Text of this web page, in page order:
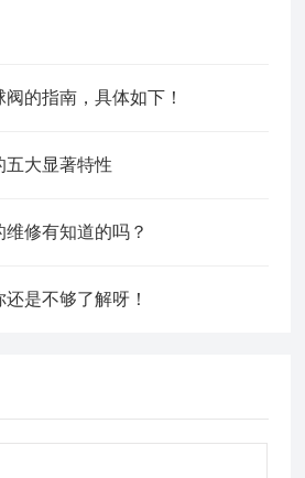
的指南，具体如下！
五大显著特性
修有知道的吗？
是不够了解呀！